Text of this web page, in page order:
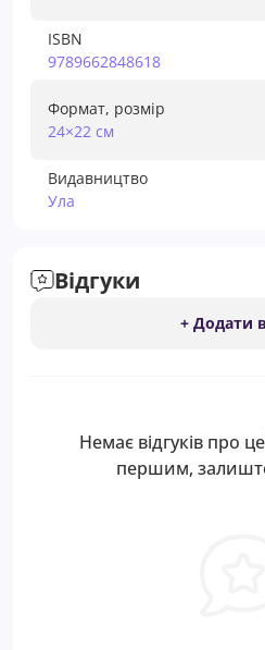
ISBN
9789662848618
Формат, розмір
24×22 см
Видавництво
Ула
Відгуки
+ Додати
Немає відгуків про
першим, залиште